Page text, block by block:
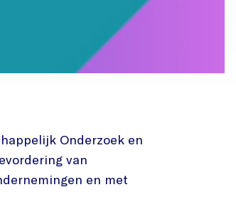
Onderzoek en
van
en met